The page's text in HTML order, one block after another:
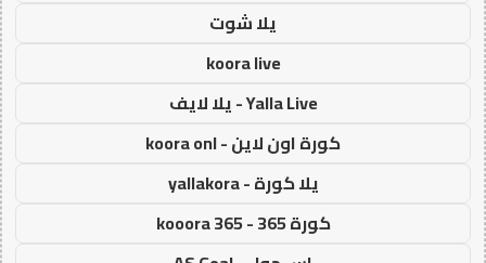
يلا شوت
koora live
Yalla Live - يلا لايف
كورة اون لاين - koora onl
يلا كورة - yallakora
كورة 365 - kooora 365